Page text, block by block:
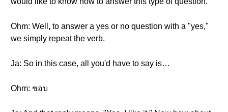
Ohm: Well, to answer a yes or no question with a "yes,"
we simply repeat the verb.
Ja: So in this case, all you'd have to say is…
Ohm: ชอบ